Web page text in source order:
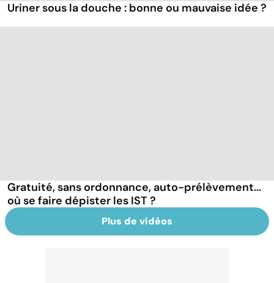
Uriner sous la douche : bonne ou mauvaise idée ?
Gratuité, sans ordonnance, auto-prélèvement...
où se faire dépister les IST ?
Plus de vidéos